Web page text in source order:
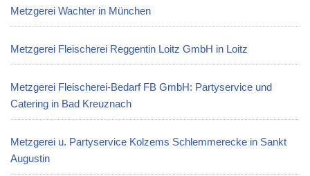
Metzgerei Wachter in München
Metzgerei Fleischerei Reggentin Loitz GmbH in Loitz
Metzgerei Fleischerei-Bedarf FB GmbH: Partyservice und
Catering in Bad Kreuznach
Metzgerei u. Partyservice Kolzems Schlemmerecke in Sankt
Augustin